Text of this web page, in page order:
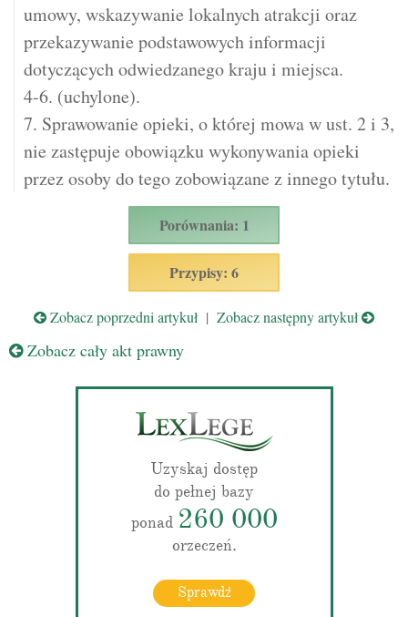
umowy, wskazywanie lokalnych atrakcji oraz
przekazywanie podstawowych informacji
dotyczących odwiedzanego kraju i miejsca.
4-6. (uchylone).
7. Sprawowanie opieki, o której mowa w ust. 2 i 3,
nie zastępuje obowiązku wykonywania opieki
przez osoby do tego zobowiązane z innego tytułu.
Porównania: 1
Przypisy: 6
Zobacz poprzedni artykuł | Zobacz następny artykuł
Zobacz cały akt prawny
Uzyskaj dostęp
do pełnej bazy
ponad 260 000
orzeczeń.
Sprawdź